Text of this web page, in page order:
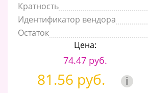
Кратность
Идентификатор вендора
Остаток
Цена:
74.47 руб.
81.56 руб. i